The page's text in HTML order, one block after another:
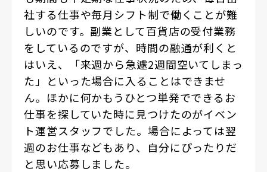
社する仕事や毎月シフト制で働くことが難
しいのです。副業として百貨店の受付業務
をしているのですが、時間の融通が利くと
はいえ、「来週から急遽2週間空いてしまっ
た」といった場合に入ることはできませ
ん。ほかに何かもうひとつ単発でできるお
仕事を探していた時に見つけたのがイベン
ト運営スタッフでした。場合によっては翌
週のお仕事などもあり、自分にぴったりだ
と思い応募しました。